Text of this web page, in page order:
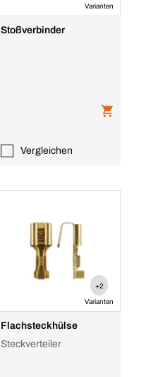
Varianten
Stoßverbinder
Vergleichen
+2
Varianten
Flachsteckhülse
Steckverteiler